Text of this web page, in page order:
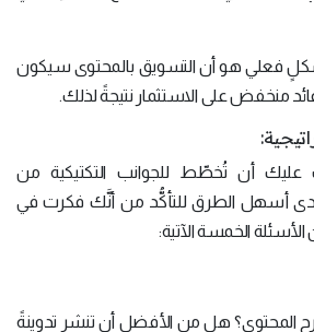
بشكلٍ فعلي هو أن التسويق بالمحتوى سيكون
منخفض على الاستثمار نتيجةً لذلك.
أن تُخطّط للجوانب التكتيكية من
أسهل الطرق للتأكُّد من أنَّك فكرت في
الخمسة الآتية:
هل من الأفضل أن تنشر تدوينةً